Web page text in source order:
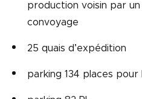
production voisin par
convoyage
25 quais d’expédition
parking 134 places pour